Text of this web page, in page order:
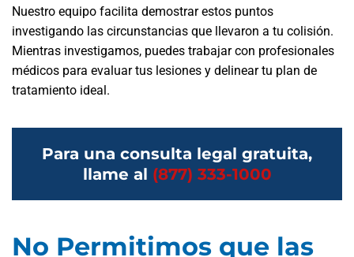
Nuestro equipo facilita demostrar estos puntos
investigando las circunstancias que llevaron a tu colisión.
Mientras investigamos, puedes trabajar con profesionales
médicos para evaluar tus lesiones y delinear tu plan de
tratamiento ideal.
Para una consulta legal gratuita,
llame al (877) 333-1000
No Permitimos que las